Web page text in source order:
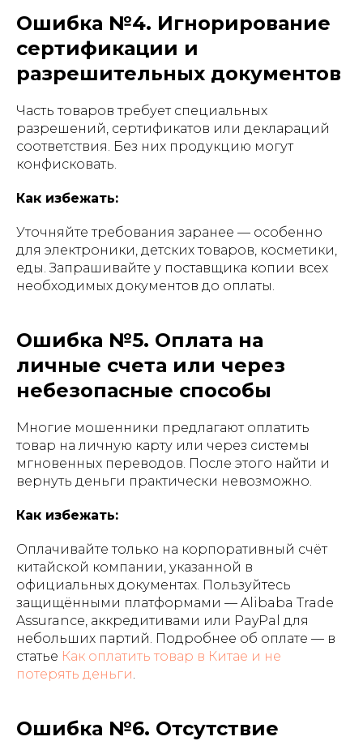
Ошибка №4. Игнорирование
сертификации и
разрешительных документов
Часть товаров требует специальных
разрешений, сертификатов или деклараций
соответствия. Без них продукцию могут
конфисковать.
Как избежать:
Уточняйте требования заранее — особенно
для электроники, детских товаров, косметики,
еды. Запрашивайте у поставщика копии всех
необходимых документов до оплаты.
Ошибка №5. Оплата на
личные счета или через
небезопасные способы
Многие мошенники предлагают оплатить
товар на личную карту или через системы
мгновенных переводов. После этого найти и
вернуть деньги практически невозможно.
Как избежать:
Оплачивайте только на корпоративный счёт
китайской компании, указанной в
официальных документах. Пользуйтесь
защищёнными платформами — Alibaba Trade
Assurance, аккредитивами или PayPal для
небольших партий. Подробнее об оплате — в
статье Как оплатить товар в Китае и не
потерять деньги.
Ошибка №6. Отсутствие